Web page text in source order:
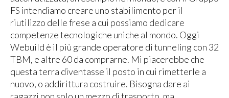
FS intendiamo creare uno stabilimento per il
riutilizzo delle frese a cui possiamo dedicare
competenze tecnologiche uniche al mondo. Oggi
Webuild è il più grande operatore di tunneling con 32
TBM, e altre 60 da comprarne. Mi piacerebbe che
questa terra diventasse il posto in cui rimetterle a
nuovo, o addirittura costruire. Bisogna dare ai